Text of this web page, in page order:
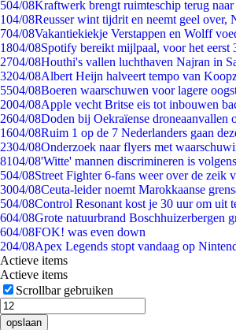
504/08Kraftwerk brengt ruimteschip terug
104/08Reusser wint tijdrit en neemt geel over,
704/08Vakantiekiekje Verstappen en Wolff
1804/08Spotify bereikt mijlpaal, voor het eerst
2704/08Houthi's vallen luchthaven Najran in
3204/08Albert Heijn halveert tempo van
5504/08Boeren waarschuwen voor lagere
2004/08Apple vecht Britse eis tot inbouwen
2604/08Doden bij Oekraïense droneaanvallen
1604/08Ruim 1 op de 7 Nederlanders gaan
2304/08Onderzoek naar flyers met
8104/08'Witte' mannen discrimineren is
504/08Street Fighter 6-fans weer over de zeik
3004/08Ceuta-leider noemt Marokkaanse
504/08Control Resonant kost je 30 uur om uit
604/08Grote natuurbrand Boschhuizerbergen
604/08FOK! was even down
204/08Apex Legends stopt vandaag op
Actieve items
Actieve items
Scrollbar gebruiken
opslaan